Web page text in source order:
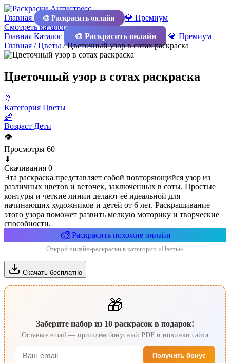
Главная 🎨 Раскрасить онлайн
💎 Премиум
Смотреть каталог
Главная Каталог 🎨 Раскрасить онлайн
💎 Премиум
Главная /Цветы /Цветочный узор в сотах раскраска
Цветочный узор в сотах раскраска
📁
Категория Цветы
👶
Возраст Дети
👁
Просмотры 60
⬇
Скачивания 0
Эта раскраска представляет собой повторяющийся узор из
различных цветов и веточек, заключенных в соты. Простые
контуры и четкие линии делают её идеальной для
начинающих художников и детей от 6 лет. Раскрашивание
этого узора поможет развить мелкую моторику и творческие
способности.
🎨Раскрасить похожие онлайн
Открой онлайн-раскраски в категории «Цветы»
Скачать бесплатно
🎁
Заберите набор из 10 раскрасок в подарок!
Оставьте email — пришлём бонусный PDF и новинки сайта
Получить бонус